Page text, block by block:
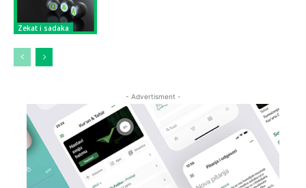
Zekat i sadaka
- Advertisment -